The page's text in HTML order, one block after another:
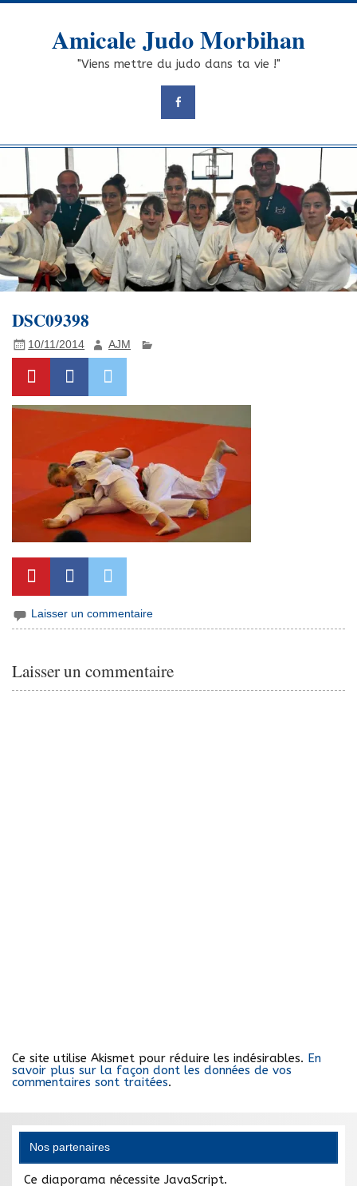
Skip
Amicale Judo Morbihan
"Viens mettre du judo dans ta vie !"
DSC09398
10/11/2014 AJM
Laisser un commentaire
Laisser un commentaire
Ce site utilise Akismet pour réduire les indésirables. En
savoir plus sur la façon dont les données de vos
commentaires sont traitées.
Nos partenaires
Ce diaporama nécessite JavaScript.